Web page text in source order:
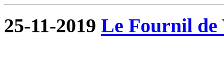
25-11-2019 Le Fournil de